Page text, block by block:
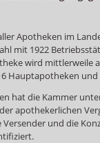
Apotheken im
mit 1922
wird mittlerweile
Hauptapotheken und
hat die Kammer
apothekerlichen
und die